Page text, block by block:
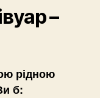
–
рідною
б: